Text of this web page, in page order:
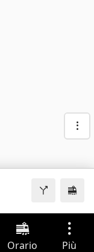
Orario Più